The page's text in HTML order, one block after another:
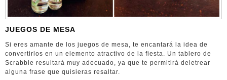
JUEGOS DE MESA
Si eres amante de los juegos de mesa, te encantará la idea de
convertirlos en un elemento atractivo de la fiesta. Un tablero de
Scrabble resultará muy adecuado, ya que te permitirá deletrear
alguna frase que quisieras resaltar.